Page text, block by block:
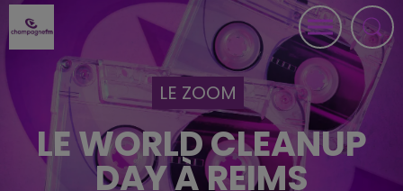
LE ZOOM
LE WORLD CLEANUP
DAY À REIMS